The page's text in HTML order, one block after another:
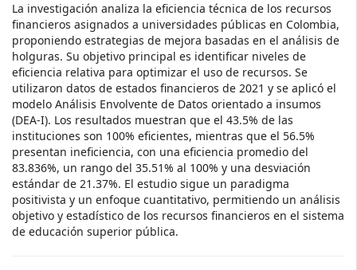
La investigación analiza la eficiencia técnica de los recursos
financieros asignados a universidades públicas en Colombia,
proponiendo estrategias de mejora basadas en el análisis de
holguras. Su objetivo principal es identificar niveles de
eficiencia relativa para optimizar el uso de recursos. Se
utilizaron datos de estados financieros de 2021 y se aplicó el
modelo Análisis Envolvente de Datos orientado a insumos
(DEA-I). Los resultados muestran que el 43.5% de las
instituciones son 100% eficientes, mientras que el 56.5%
presentan ineficiencia, con una eficiencia promedio del
83.836%, un rango del 35.51% al 100% y una desviación
estándar de 21.37%. El estudio sigue un paradigma
positivista y un enfoque cuantitativo, permitiendo un análisis
objetivo y estadístico de los recursos financieros en el sistema
de educación superior pública.